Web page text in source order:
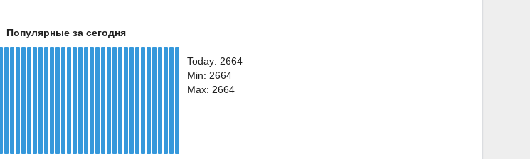
Популярные за сегодня
Today: 2664
Min: 2664
Max: 2664